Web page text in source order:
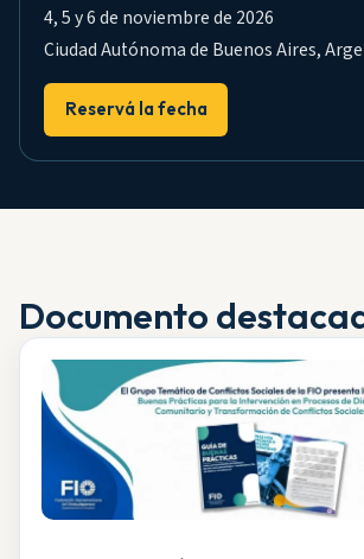
4, 5 y 6 de noviembre de 2026
Ciudad Autónoma de Buenos Aires,
Reservá la fecha
Documento